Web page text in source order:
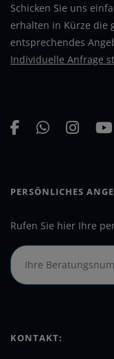
Schicken Sie uns
erhalten in Kürze die
entsprechendes
Individuelle Anfrage
PERSÖNLICHES
Rufen Sie hier Ihre
KONTAKT: